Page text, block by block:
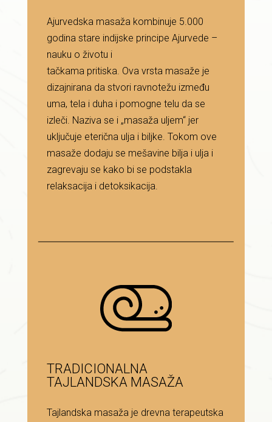
Ajurvedska masaža kombinuje 5.000
godina stare indijske principe Ajurvede –
nauku o životu i
tačkama pritiska. Ova vrsta masaže je
dizajnirana da stvori ravnotežu između
uma, tela i duha i pomogne telu da se
izleči. Naziva se i „masaža uljem“ jer
uključuje eterična ulja i biljke. Tokom ove
masaže dodaju se mešavine bilja i ulja i
zagrevaju se kako bi se podstakla
relaksacija i detoksikacija.
TRADICIONALNA
TAJLANDSKA MASAŽA
Tajlandska masaža je drevna terapeutska